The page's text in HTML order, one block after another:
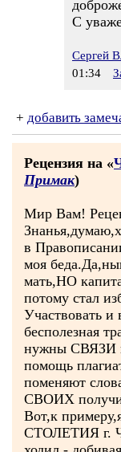
С
Сергей
01:34
+ добавить
Рецензия на «
Примак)
Мир Вам!
в
моя
мать,НО
потому стал
Участвовать и
бесполезная
нужны СВЯЗИ
помощь
поменяют
СВОИХ
Вот,к
СТОЛЕТИЯ г.